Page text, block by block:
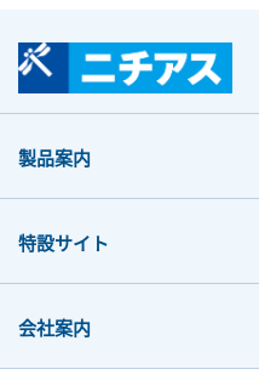
製品案内
特設サイト
会社案内